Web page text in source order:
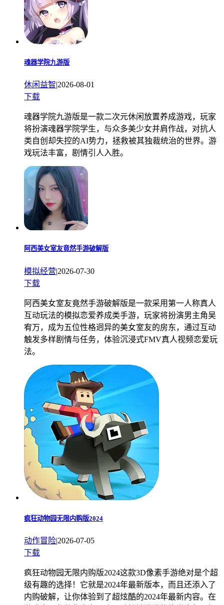
魂器学院九游版
休闲益智|2026-08-01
下载
魂器学院九游版是一款二次元休闲放置养成游戏，玩家
将扮演魂器学院学生，与众多美少女并肩作战，对抗人
类自创却失控的AI势力，拯救被其独裁统治的世界。游
戏玩法丰富，剧情引人入胜。
阿西美女室友竟然手游破解版
模拟经营|2026-07-30
下载
阿西美女室友竟然手游破解版是一款采用第一人称真人
互动玩法的模拟恋爱养成类手游，玩家将扮演男主角吴
宥万，成为五位性格迥异的美女室友的房东，通过互动
触发多样剧情与任务，体验沉浸式FMV真人视频恋爱玩
法。
疯狂动物园无限内购版2024
动作冒险|2026-07-05
下载
疯狂动物园无限内购版2024这款3D像素手游绝对是个超
级有趣的选择！它就是2024年最新版本，而且还添入了
内购破解，让你体验到了超炫酷的2024年最新内容。在